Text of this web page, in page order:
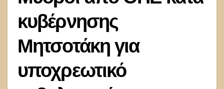
κυβέρνησης
Μητσοτάκη για
υποχρεωτικό